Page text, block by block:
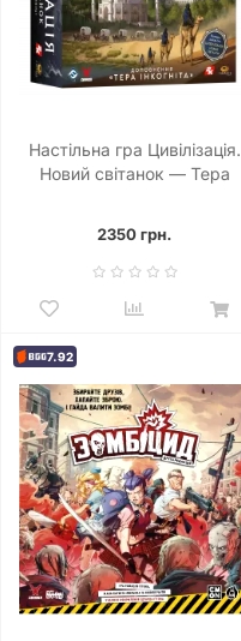
Настільна гра Цивілізація.
Новий світанок — Тера
2350 грн.
7.92